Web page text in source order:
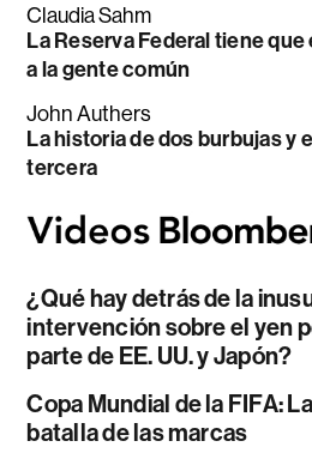
Claudia Sahm
La Reserva Federal tiene
a la gente común
John Authers
La historia de dos burbujas y
tercera
¿Qué hay detrás de la
intervención sobre el yen
parte de EE. UU. y Japón?
Copa Mundial de la FIFA: La
batalla de las marcas